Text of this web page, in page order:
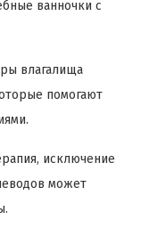
ванночки с
влагалища
помогают
исключение
может